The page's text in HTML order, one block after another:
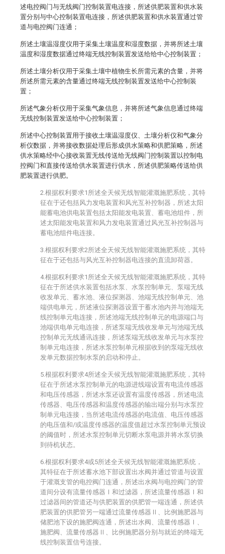
述电控阀门与无线阀门控制装置电连接，所述供肥装置和供水装
置分别与中心控制装置电连接，所述供肥装置和供水装置通过管
道与电控阀门连通；
所述土壤温湿度仪用于采集土壤温度和湿度数据，并将所述土壤
温度和湿度数据通过终端无线控制装置发送给给中心控制装置；
所述土壤分析仪用于采集土壤中植物生长所需元素的含量，并将
所述所需元素的含量通过终端无线控制装置发送给中心控制装
置；
所述气象分析仪用于采集气象信息，并将所述气象信息通过终端
无线控制装置发送给中心控制装置；
所述中心控制装置用于接收土壤温湿度仪、土壤分析仪和气象分
析仪数据，并将接收数据处理后形成供水策略和供肥策略，所述
供水策略经中心接收装置无线传送给无线阀门控制装置以控制电
控阀门和直接传送给供水装置进行供水，所述供肥策略传送给供
肥装置进行供肥。
2.根据权利要求1所述全天候无线智能灌溉施肥系统，其特
征在于还包括风力发电装置和风光互补控制器，所述太阳
能蓄电池供电装置包括太阳能发电装置、蓄电池组件，所
述太阳能发电装置和风力发电装置通过风光互补控制器与
蓄电池组件电连接。
3.根据权利要求2所述全天候无线智能灌溉施肥系统，其特
征在于还包括与风光互补控制器电连接的直流卸荷器。
4.根据权利要求1所述全天候无线智能灌溉施肥系统，其特
征在于所述供水装置包括水泵、水泵控制单元、泵端无线
收发单元、蓄水池、液位探测器、池端无线控制单元、池
端供电单元，所述液位探测器设置于蓄水池内并与池端无
线控制单元电连接，所述池端无线控制单元的电源端口与
池端供电单元电连接，所述泵端无线收发单元与池端无线
控制单元无线通讯连接，所述泵端无线收发单元与水泵控
制单元电连接，所述水泵控制单元根据收到的泵端无线收
发单元数据控制水泵的启动和停止。
5.根据权利要求4所述全天候无线智能灌溉施肥系统，其特
征在于所述水泵控制单元的电源进线端设置有电流传感器
和电压传感器，所述水泵还设置有温度传感器，所述电流
传感器、电压传感器和温度传感器的输出端分别与水泵控
制单元电连接，当所述电流传感器的电流值、电压传感器
的电压值和/或温度传感器的温度值超过水泵控制单元预设
的阈值时，所述水泵控制单元切断水泵电源并将水泵切换
到待机状态。
6.根据权利要求4或5所述全天候无线智能灌溉施肥系统，
其特征在于所述蓄水池下部设置出水阀并通过管道与设置
于灌溉支管的电控阀门连通，所述出水阀与电控阀门的管
道间分设有流量传感器Ⅰ和过滤器，所述流量传感器Ⅰ和
过滤器间的管道还与供肥装置的供肥管一端连通，所述供
肥装置的供肥管另一端通过流量传感器Ⅱ、比例施肥器与
储肥池下设的施肥阀连通，所述出水阀、流量传感器Ⅰ、
施肥阀、流量传感器Ⅱ、比例施肥器分别与就近的终端无
线控制装置信号连接。